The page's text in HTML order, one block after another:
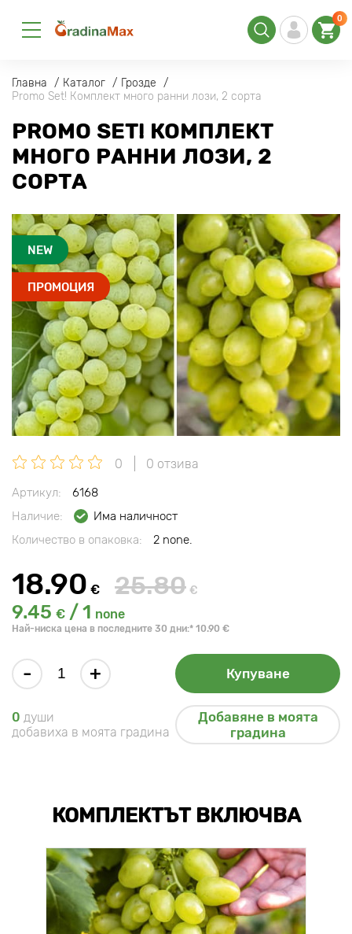
0
Главна Каталог
Грозде
Promo Set! Комплект много ранни лози, 2 сорта
PROMO SET! КОМПЛЕКТ
МНОГО РАННИ ЛОЗИ, 2
СОРТА
NEW
ПРОМОЦИЯ
0 0 отзива
Артикул:
6168
Наличие:
Има наличност
Количество в опаковка:
2 none.
18.90 € 25.80 €
9.45 € / 1 none
Най-ниска цена в последните 30 дни:* 10.90 €
- + Купуване
0 души
добавиха в моята градина
Добавяне в моята
градина
КОМПЛЕКТЪТ ВКЛЮЧВА